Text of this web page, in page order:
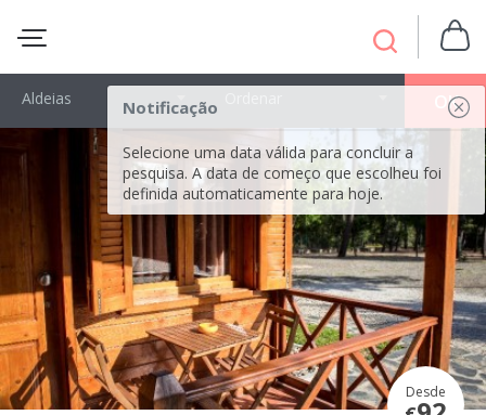
Notificação
Selecione uma data válida para concluir a
pesquisa. A data de começo que escolheu foi
definida automaticamente para hoje.
OK
Aldeias
Desde